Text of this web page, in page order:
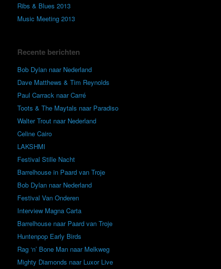
Ribs & Blues 2013
Music Meeting 2013
Recente berichten
Bob Dylan naar Nederland
Dave Matthews & Tim Reynolds
Paul Carrack naar Carré
Toots & The Maytals naar Paradiso
Walter Trout naar Nederland
Celine Cairo
LAKSHMI
Festival Stille Nacht
Barrelhouse in Paard van Troje
Bob Dylan naar Nederland
Festival Van Onderen
Interview Magna Carta
Barrelhouse naar Paard van Troje
Huntenpop Early Birds
Rag ‘n’ Bone Man naar Melkweg
Mighty Diamonds naar Luxor Live